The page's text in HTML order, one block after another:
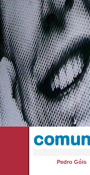
Pedro Góis